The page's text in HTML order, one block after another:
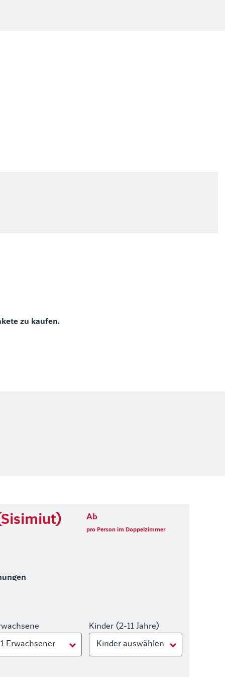
zu kaufen.
Ab
pro Person im Doppelzimmer
1 Erwachsener
Kinder (2-11 Jahre)
Kinder auswählen